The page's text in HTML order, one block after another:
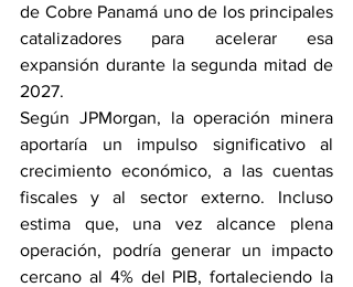
de Cobre Panamá uno de los principales
catalizadores para acelerar esa
expansión durante la segunda mitad de
2027.
Según JPMorgan, la operación minera
aportaría un impulso significativo al
crecimiento económico, a las cuentas
fiscales y al sector externo. Incluso
estima que, una vez alcance plena
operación, podría generar un impacto
cercano al 4% del PIB, fortaleciendo la